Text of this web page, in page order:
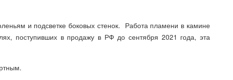
и подсветке боковых стенок. Работа пламени в камине
поступивших в продажу в РФ до сентября 2021 года, эта